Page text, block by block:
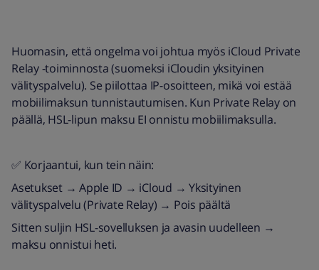
Huomasin, että ongelma voi johtua myös iCloud Private
Relay -toiminnosta (suomeksi iCloudin yksityinen
välityspalvelu). Se piilottaa IP-osoitteen, mikä voi estää
mobiilimaksun tunnistautumisen. Kun Private Relay on
päällä, HSL-lipun maksu EI onnistu mobiilimaksulla.
✅ Korjaantui, kun tein näin:
Asetukset → Apple ID → iCloud → Yksityinen
välityspalvelu (Private Relay) → Pois päältä
Sitten suljin HSL-sovelluksen ja avasin uudelleen →
maksu onnistui heti.